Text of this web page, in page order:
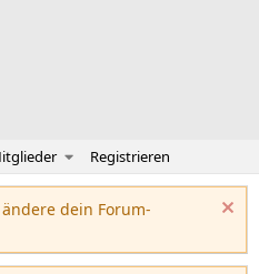
Registrieren
dein Forum-